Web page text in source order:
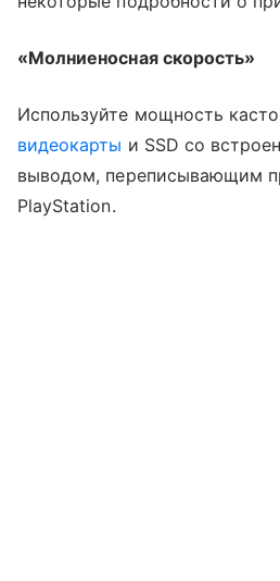
«Молниеносная скорость»
Используйте мощность
видеокарты и SSD со
выводом, переписывающим
PlayStation.